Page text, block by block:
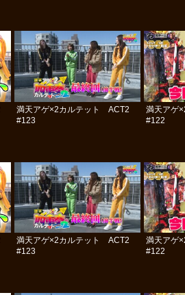
満天アゲ×2カルテット ACT2
#123
満天アゲ
#122
満天アゲ×2カルテット ACT2
#123
満天アゲ
#122